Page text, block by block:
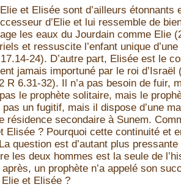
et Elisée sont d’ailleurs étonnants
d’Elie et lui ressemble de
les eaux du Jourdain comme Elie
et ressuscite l’enfant unique
24). D’autre part, Elisée est le
jamais importuné par le roi
R 6.31-32). Il n’a pas besoin de fuir,
le prophète solitaire, mais le
pas un fugitif, mais il dispose d’une
résidence secondaire à Sunem.
Elisée ? Pourquoi cette continuité et
question est d’autant plus
les deux hommes est la seule de
un prophète n’a appelé son
et Elisée ?